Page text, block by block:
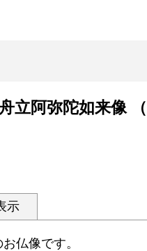
立阿弥陀如来像
示
仏像です。